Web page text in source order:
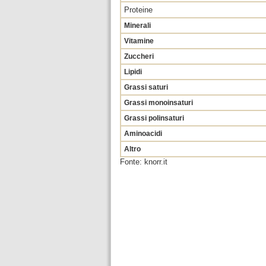
Proteine
Minerali
Vitamine
Zuccheri
Lipidi
Grassi saturi
Grassi monoinsaturi
Grassi polinsaturi
Aminoacidi
Altro
Fonte: knorr.it